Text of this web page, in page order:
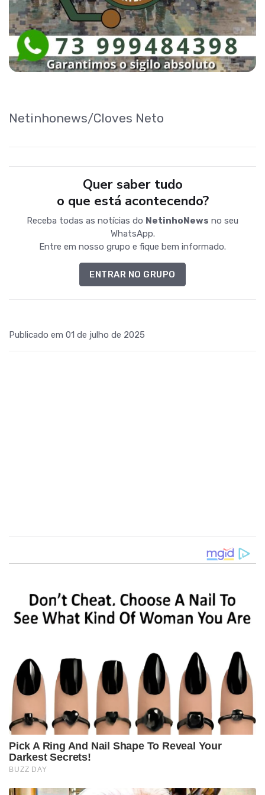
Netinhonews/Cloves Neto
Quer saber tudo
o que está acontecendo?
Receba todas as notícias do NetinhoNews no seu
WhatsApp.
Entre em nosso grupo e fique bem informado.
ENTRAR NO GRUPO
Publicado em 01 de julho de 2025